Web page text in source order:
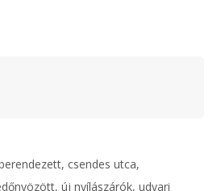
csendes utca,
új nyílászárók, udvari